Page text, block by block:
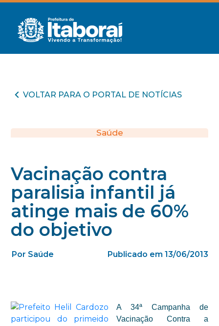
VOLTAR PARA O PORTAL DE NOTÍCIAS
Saúde
Vacinação contra
paralisia infantil já
atinge mais de 60%
do objetivo
Por Saúde Publicado em 13/06/2013
A 34ª Campanha de
Vacinação Contra a